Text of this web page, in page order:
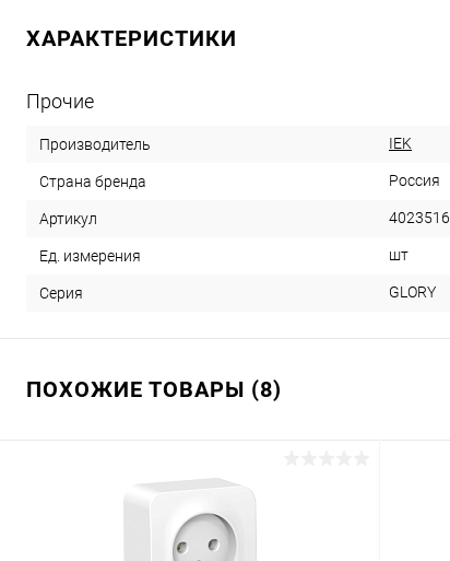
ХАРАКТЕРИСТИКИ
Прочие
Производитель IEK
Страна бренда Россия
Артикул 4023516
Ед. измерения шт
Серия GLORY
ПОХОЖИЕ ТОВАРЫ (8)